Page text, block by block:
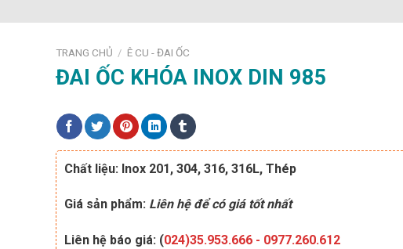
TRANG CHỦ / Ê CU - ĐAI ỐC
ĐAI ỐC KHÓA INOX DIN 985
Chất liệu: Inox 201, 304, 316, 316L, Thép
Giá sản phẩm: Liên hệ để có giá tốt nhất
Liên hệ báo giá: (024)35.953.666- 0977.260.612